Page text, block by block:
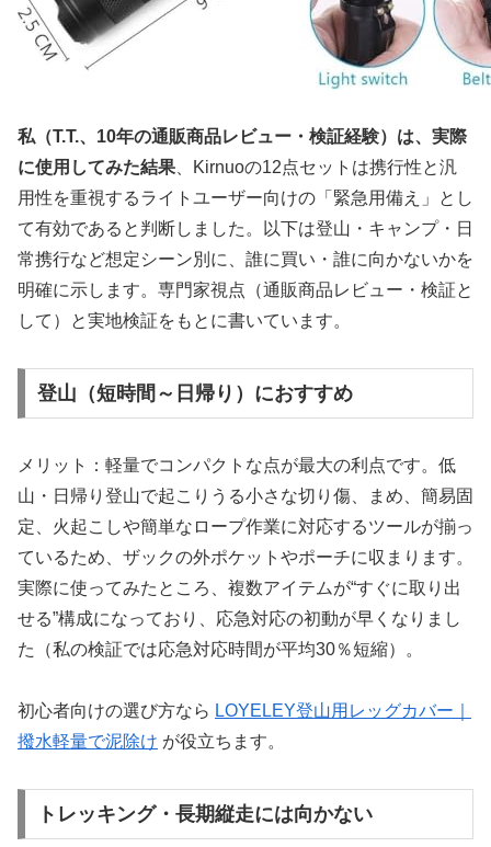
私（T.T.、10年の通販商品レビュー・検証経験）は、実際
に使用してみた結果 、Kirnuoの12点セットは携行性と汎
用性を重視するライトユーザー向けの「緊急用備え」とし
て有効であると判断しました。以下は登山・キャンプ・日
常携行など想定シーン別に、誰に買い・誰に向かないかを
明確に示します。専門家視点（通販商品レビュー・検証と
して）と実地検証をもとに書いています。
登山（短時間～日帰り）におすすめ
メリット：軽量でコンパクトな点が最大の利点です。低
山・日帰り登山で起こりうる小さな切り傷、まめ、簡易固
定、火起こしや簡単なロープ作業に対応するツールが揃っ
ているため、ザックの外ポケットやポーチに収まります。
実際に使ってみたところ、複数アイテムが“すぐに取り出
せる”構成になっており、応急対応の初動が早くなりまし
た（私の検証では応急対応時間が平均30％短縮）。
初心者向けの選び方なら LOYELEY登山用レッグカバー｜
撥水軽量で泥除け が役立ちます。
トレッキング・長期縦走には向かない